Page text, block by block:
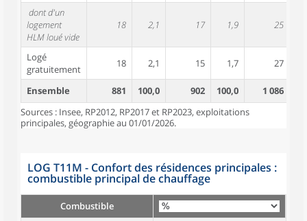
dont d'un
logement
HLM loué vide
18 2,1 17 1,9 25
Logé
gratuitement
18 2,1 15 1,7 27
Ensemble 881 100,0 902 100,0 1 086
Sources : Insee, RP2012, RP2017 et RP2023, exploitations
principales, géographie au 01/01/2026.
LOG T11M - Confort des résidences principales :
combustible principal de chauffage
Combustible